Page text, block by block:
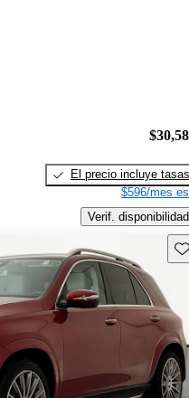
El precio incluye tasas
$596/mes
Verif. disponibilidad